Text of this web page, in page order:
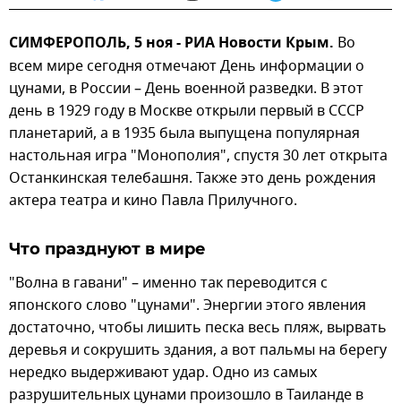
СИМФЕРОПОЛЬ, 5 ноя - РИА Новости Крым. Во
всем мире сегодня отмечают День информации о
цунами, в России – День военной разведки. В этот
день в 1929 году в Москве открыли первый в СССР
планетарий, а в 1935 была выпущена популярная
настольная игра "Монополия", спустя 30 лет открыта
Останкинская телебашня. Также это день рождения
актера театра и кино Павла Прилучного.
Что празднуют в мире
"Волна в гавани" – именно так переводится с
японского слово "цунами". Энергии этого явления
достаточно, чтобы лишить песка весь пляж, вырвать
деревья и сокрушить здания, а вот пальмы на берегу
нередко выдерживают удар. Одно из самых
разрушительных цунами произошло в Таиланде в